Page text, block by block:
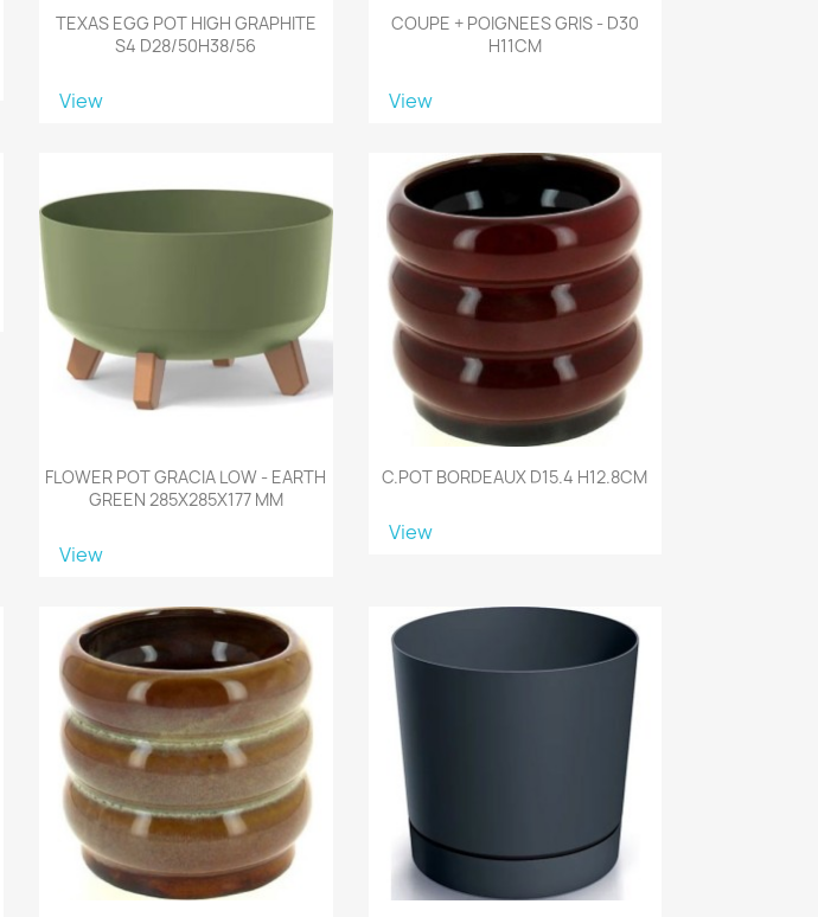
TEXAS EGG POT HIGH GRAPHITE
S4 D28/50H38/56
View
COUPE + POIGNEES GRIS - D30
H11CM
View
FLOWER POT GRACIA LOW - EARTH
GREEN 285X285X177 MM
View
C.POT BORDEAUX D15.4 H12.8CM
View